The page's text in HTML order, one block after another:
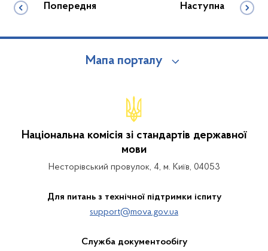
Попередня Наступна
Мапа порталу
Національна комісія зі стандартів державної
мови
Несторівський провулок, 4, м. Київ, 04053
Для питань з технічної підтримки іспиту
support@mova.gov.ua
Служба документообігу